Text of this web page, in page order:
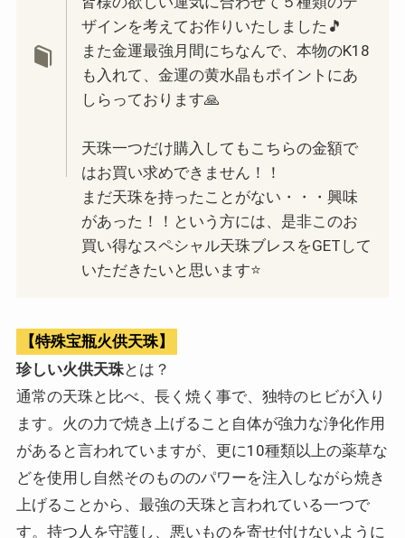
ザインを考えてお作りいたしました🎵
また金運最強月間にちなんで、本物のK18
も入れて、金運の黄水晶もポイントにあ
しらっております🙏
天珠一つだけ購入してもこちらの金額で
はお買い求めできません！！
まだ天珠を持ったことがない・・・興味
があった！！という方には、是非このお
買い得なスペシャル天珠ブレスをGETして
いただきたいと思います⭐️
【特殊宝瓶火供天珠】
珍しい火供天珠とは？
通常の天珠と比べ、長く焼く事で、独特のヒビが入り
ます。火の力で焼き上げること自体が強力な浄化作用
があると言われていますが、更に10種類以上の薬草な
どを使用し自然そのもののパワーを注入しながら焼き
上げることから、最強の天珠と言われている一つで
す。持つ人を守護し、悪いものを寄せ付けないように